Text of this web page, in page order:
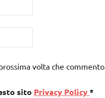
volta che commento.
sito Privacy Policy*